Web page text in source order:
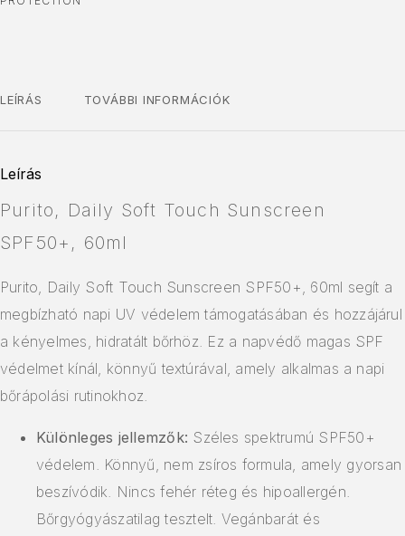
LEÍRÁS TOVÁBBI INFORMÁCIÓK
Leírás
Purito, Daily Soft Touch Sunscreen
SPF50+, 60ml
Purito, Daily Soft Touch Sunscreen SPF50+, 60ml segít a
megbízható napi UV védelem támogatásában és hozzájárul
a kényelmes, hidratált bőrhöz. Ez a napvédő magas SPF
védelmet kínál, könnyű textúrával, amely alkalmas a napi
bőrápolási rutinokhoz.
Különleges jellemzők: Széles spektrumú SPF50+
védelem. Könnyű, nem zsíros formula, amely gyorsan
beszívódik. Nincs fehér réteg és hipoallergén.
Bőrgyógyászatilag tesztelt. Vegánbarát és